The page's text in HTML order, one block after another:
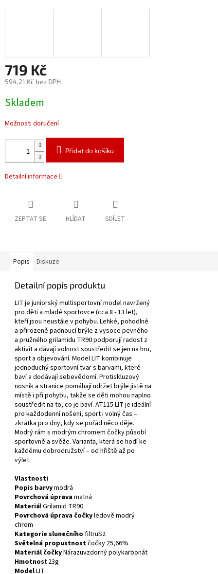
719 Kč
594,21 Kč bez DPH
cena:
Skladem
Možnosti doručení
Přidat do košíku
Detailní informace
ZEPTAT SE HLÍDAT SDÍLET
Popis Diskuze
Detailní popis produktu
LIT je juniorský multisportovní model navržený
pro děti a mladé sportovce (cca 8 - 13 let),
kteří jsou neustále v pohybu. Lehké, pohodlné
a přirozeně padnoucí brýle z vysoce pevného
a pružného grilamidu TR90 podporují radost z
aktivit a dávají volnost soustředit se jen na hru,
sport a objevování. Model LIT kombinuje
jednoduchý sportovní tvar s barvami, které
baví a dodávají sebevědomí. Protiskluzový
nosník a stranice pomáhají udržet brýle jistě na
místě i při pohybu, takže se děti mohou naplno
soustředit na to, co je baví. AT115 LIT je ideální
pro každodenní nošení, sport i volný čas –
zkrátka pro dny, kdy se pořád něco děje.
Modrý rám s modrým chromem čočky působí
sportovně a svěže. Varianta, která se hodí ke
každému dobrodružství – od hřiště až po
výlet.
Vlastnosti
Popis barvymodrá
Povrchová úpravamatná
Materiál Grilamid TR90
Povrchová úprava čočkyledově modrý
chrom
Kategorie slunečního filtruS2
Světelná propustnostčočky 25,66%
Materiál čočkyNárazuvzdorný polykarbonát
Hmotnost 23g
ModelLIT